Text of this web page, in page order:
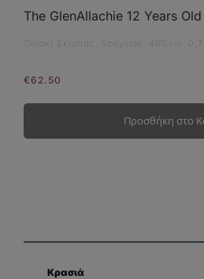
The GlenAllachie 12 Years Old
Ουίσκι Σκωτίας, Speyside 46%vol 0,7L
€62.50
Προσθήκη στο
Κρασιά